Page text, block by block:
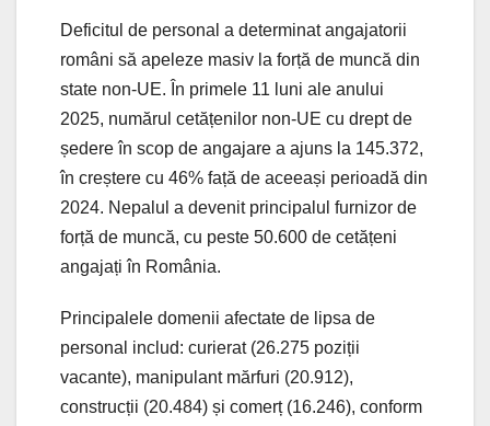
Deficitul de personal a determinat angajatorii
români să apeleze masiv la forță de muncă din
state non-UE. În primele 11 luni ale anului
2025, numărul cetățenilor non-UE cu drept de
ședere în scop de angajare a ajuns la 145.372,
în creștere cu 46% față de aceeași perioadă din
2024. Nepalul a devenit principalul furnizor de
forță de muncă, cu peste 50.600 de cetățeni
angajați în România.
Principalele domenii afectate de lipsa de
personal includ: curierat (26.275 poziții
vacante), manipulant mărfuri (20.912),
construcții (20.484) și comerț (16.246), conform